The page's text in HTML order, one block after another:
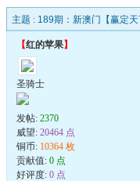
主题 : 189期：新澳门【赢定
【红的苹果】
圣骑士
发帖: 2370
威望: 20464 点
铜币: 10364 枚
贡献值: 0 点
好评度: 0 点